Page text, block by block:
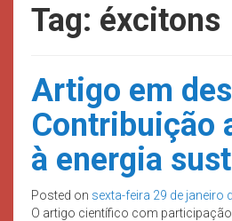
Tag: éxcitons
Artigo em
Contribuição
à energia
Posted on sexta-feira 29 de janeiro
O artigo científico com